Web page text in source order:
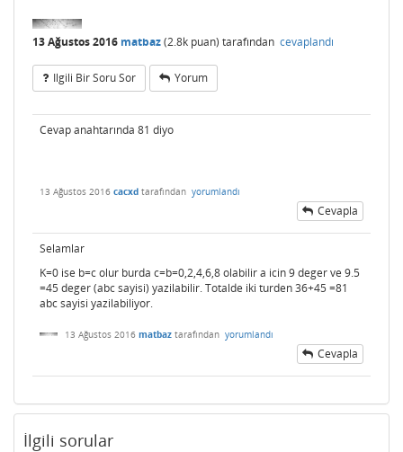
13 Ağustos 2016 matbaz(2.8k puan) tarafından cevaplandı
Ilgili Bir Soru Sor Yorum
Cevap anahtarında 81 diyo
13 Ağustos 2016 cacxd tarafından yorumlandı
Cevapla
Selamlar
K=0 ise b=c olur burda c=b=0,2,4,6,8 olabilir a icin 9 deger ve 9.5
=45 deger (abc sayisi) yazilabilir. Totalde iki turden 36+45 =81
abc sayisi yazilabiliyor.
13 Ağustos 2016 matbaz tarafından yorumlandı
Cevapla
İlgili sorular